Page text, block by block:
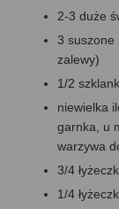
2-3 duże
3 suszone
zalewy)
1/2
niewielka
garnka, u
warzywa
3/4
1/4